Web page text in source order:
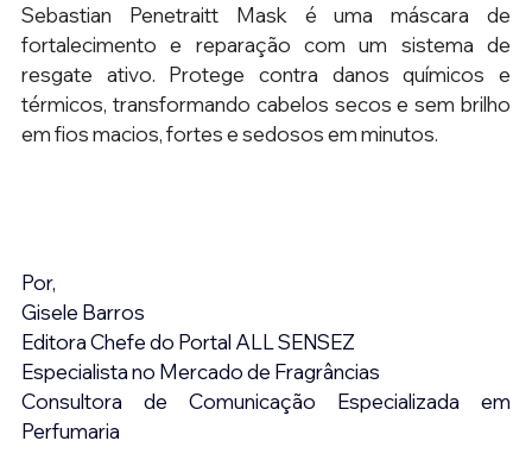
Sebastian Penetraitt Mask é uma máscara de
fortalecimento e reparação com um sistema de
resgate ativo. Protege contra danos químicos e
térmicos, transformando cabelos secos e sem brilho
em fios macios, fortes e sedosos em minutos.
Por,
Gisele Barros
Editora Chefe do Portal ALL SENSEZ
Especialista no Mercado de Fragrâncias
Consultora de Comunicação Especializada em
Perfumaria